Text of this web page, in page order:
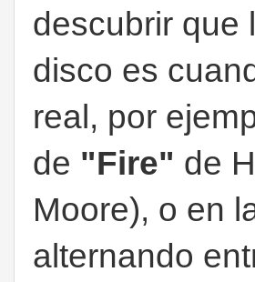
descubrir que
disco es
real, por
de "Fire" de
Moore), o en
alternando